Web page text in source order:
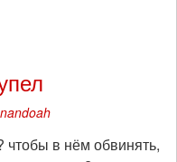
чтобы в нём обвинять,